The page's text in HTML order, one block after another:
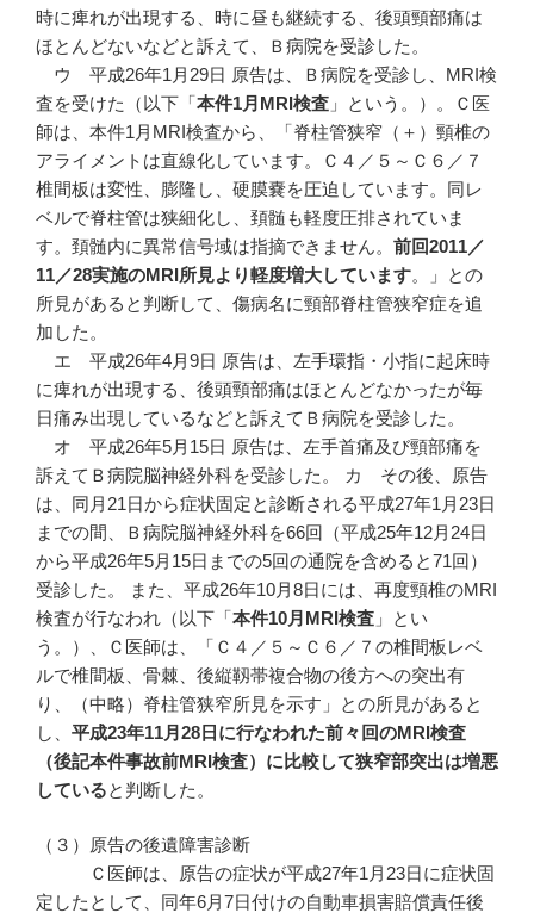
時に痺れが出現する、時に昼も継続する、後頭頸部痛は
ほとんどないなどと訴えて、Ｂ病院を受診した。
ウ 平成26年1月29日 原告は、Ｂ病院を受診し、MRI検
査を受けた（以下「本件1月MRI検査 」という。）。Ｃ医
師は、本件1月MRI検査から、「脊柱管狭窄（＋）頸椎の
アライメントは直線化しています。Ｃ４／５～Ｃ６／７
椎間板は変性、膨隆し、硬膜嚢を圧迫しています。同レ
ベルで脊柱管は狭細化し、頚髄も軽度圧排されていま
す。頚髄内に異常信号域は指摘できません。 前回2011／
11／28実施のMRI所見より軽度増大しています。」との
所見があると判断して、傷病名に頸部脊柱管狭窄症を追
加した。
エ 平成26年4月9日 原告は、左手環指・小指に起床時
に痺れが出現する、後頭頸部痛はほとんどなかったが毎
日痛み出現しているなどと訴えてＢ病院を受診した。
オ 平成26年5月15日 原告は、左手首痛及び頸部痛を
訴えてＢ病院脳神経外科を受診した。 カ その後、原告
は、同月21日から症状固定と診断される平成27年1月23日
までの間、Ｂ病院脳神経外科を66回（平成25年12月24日
から平成26年5月15日までの5回の通院を含めると71回）
受診した。 また、平成26年10月8日には、再度頸椎のMRI
検査が行なわれ（以下「本件10月MRI検査 」とい
う。）、Ｃ医師は、「Ｃ４／５～Ｃ６／７の椎間板レベ
ルで椎間板、骨棘、後縦靱帯複合物の後方への突出有
り、（中略）脊柱管狭窄所見を示す」との所見があると
し、 平成23年11月28 日に行なわれた前々回のMRI検査
（後記本件事故前MRI検査）に比較して狭窄部突出は増悪
していると判断した。
（３）原告の後遺障害診断
Ｃ医師は、原告の症状が平成27年1月23日に症状固
定したとして、同年6月7日付けの自動車損害賠償責任後